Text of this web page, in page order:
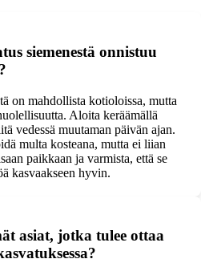
siemenestä onnistuu
on mahdollista kotioloissa, mutta
Aloita keräämällä
vedessä muutaman päivän ajan.
multa kosteana, mutta ei liian
paikkaan ja varmista, että se
kasvaakseen hyvin.
asiat, jotka tulee ottaa